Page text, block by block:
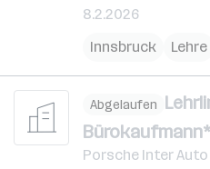
8.2.2026
Innsbruck
Lehre
Abgelaufen
Porsche Inter Auto